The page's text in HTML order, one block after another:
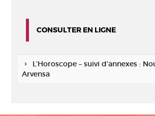
CONSULTER EN LIGNE
L’Horoscope – suivi d'annexes :
Arvensa